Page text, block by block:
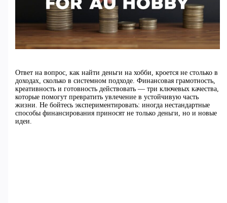
Ответ на вопрос, как найти деньги на хобби, кроется не столько в
доходах, сколько в системном подходе. Финансовая грамотность,
креативность и готовность действовать — три ключевых качества,
которые помогут превратить увлечение в устойчивую часть
жизни. Не бойтесь экспериментировать: иногда нестандартные
способы финансирования приносят не только деньги, но и новые
идеи.